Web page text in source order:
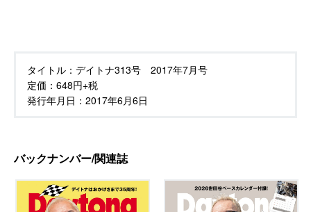
タイトル： デイトナ313号 2017年7月号
定価： 648円+税
発行年月日： 2017年6月6日
バックナンバー/関連誌